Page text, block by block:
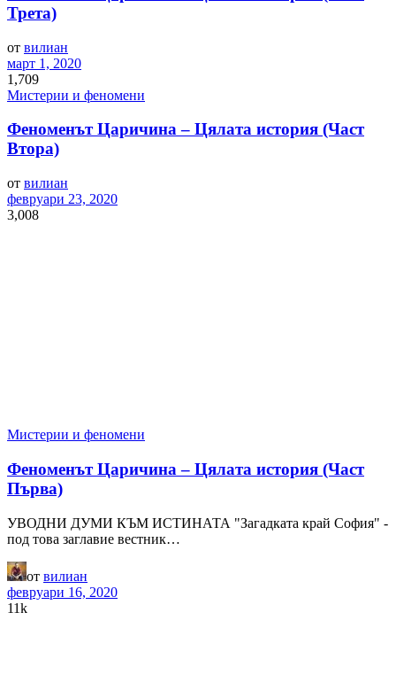
Трета)
от вилиан
март 1, 2020
1,709
Мистерии и феномени
Феноменът Царичина – Цялата история (Част
Втора)
от вилиан
февруари 23, 2020
3,008
Мистерии и феномени
Феноменът Царичина – Цялата история (Част
Първа)
УВОДНИ ДУМИ КЪМ ИСТИНАТА "Загадката край София" -
под това заглавие вестник…
от вилиан
февруари 16, 2020
11k